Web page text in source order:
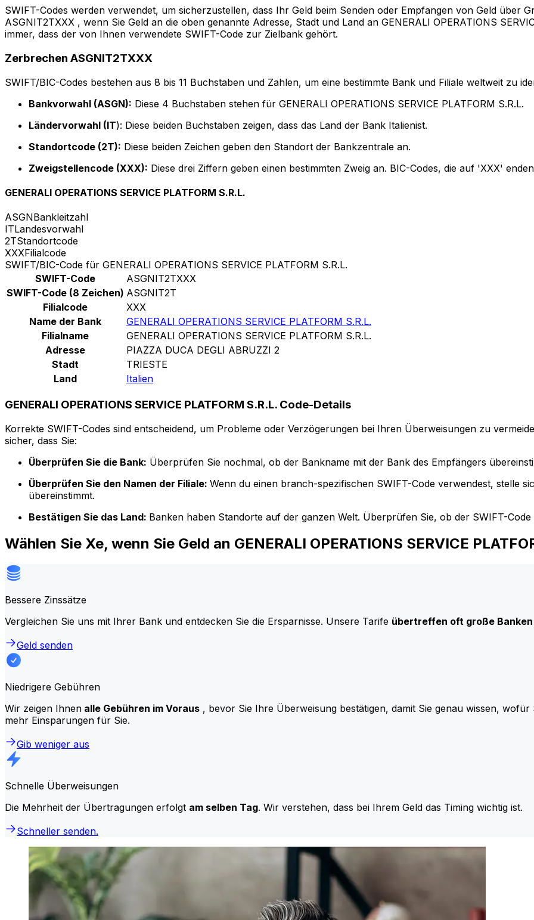
SWIFT-Codes werden verwendet, um sicherzustellen, dass Ihr Geld beim Senden oder Empfangen von Geld über
ASGNIT2TXXX , wenn Sie Geld an die oben genannte Adresse, Stadt und Land an GENERALI OPERATIONS
immer, dass der von Ihnen verwendete SWIFT-Code zur Zielbank gehört.
Zerbrechen ASGNIT2TXXX
SWIFT/BIC-Codes bestehen aus 8 bis 11 Buchstaben und Zahlen, um eine bestimmte Bank und Filiale weltweit zu
Bankvorwahl (ASGN): Diese 4 Buchstaben stehen für GENERALI OPERATIONS SERVICE PLATFORM S.R.L.
Ländervorwahl (IT): Diese beiden Buchstaben zeigen, dass das Land der Bank Italienist.
Standortcode (2T): Diese beiden Zeichen geben den Standort der Bankzentrale an.
Zweigstellencode (XXX): Diese drei Ziffern geben einen bestimmten Zweig an. BIC-Codes, die auf 'XXX'
GENERALI OPERATIONS SERVICE PLATFORM S.R.L.
ASGNBankleitzahl
ITLandesvorwahl
2TStandortcode
XXXFilialcode
SWIFT/BIC-Code für GENERALI OPERATIONS SERVICE PLATFORM S.R.L.
SWIFT-Code
ASGNIT2TXXX
SWIFT-Code (8 Zeichen) ASGNIT2T
Filialcode
XXX
Name der Bank
GENERALI OPERATIONS SERVICE PLATFORM S.R.L.
Filialname
GENERALI OPERATIONS SERVICE PLATFORM S.R.L.
Adresse
PIAZZA DUCA DEGLI ABRUZZI 2
Stadt
TRIESTE
Land
Italien
GENERALI OPERATIONS SERVICE PLATFORM S.R.L. Code-Details
Korrekte SWIFT-Codes sind entscheidend, um Probleme oder Verzögerungen bei Ihren Überweisungen zu
sicher, dass Sie:
Überprüfen Sie die Bank: Überprüfen Sie nochmal, ob der Bankname mit der Bank des Empfängers
Überprüfen Sie den Namen der Filiale: Wenn du einen branch-spezifischen SWIFT-Code verwendest, stelle
übereinstimmt.
Bestätigen Sie das Land: Banken haben Standorte auf der ganzen Welt. Überprüfen Sie, ob der SWIFT-
Wählen Sie Xe, wenn Sie Geld an GENERALI OPERATIONS SERVICE
Bessere Zinssätze
Vergleichen Sie uns mit Ihrer Bank und entdecken Sie die Ersparnisse. Unsere Tarife übertreffen oft große Banken
Geld senden
Niedrigere Gebühren
Wir zeigen Ihnen alle Gebühren im Voraus , bevor Sie Ihre Überweisung bestätigen, damit Sie genau wissen,
mehr Einsparungen für Sie.
Gib weniger aus
Schnelle Überweisungen
Die Mehrheit der Übertragungen erfolgt am selben Tag. Wir verstehen, dass bei Ihrem Geld das Timing wichtig ist.
Schneller senden.